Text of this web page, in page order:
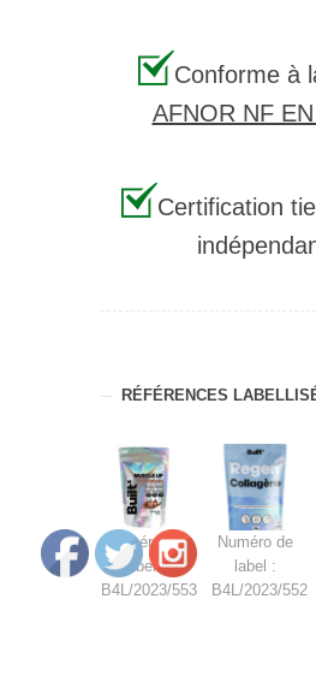
Conforme à
AFNOR NF
Certification
RÉFÉRENCES
Numéro de
label :
B4L/2023/553
Numéro de
label :
B4L/2023/552